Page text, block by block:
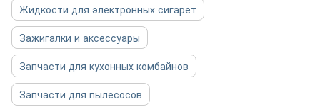
Жидкости для электронных сигарет
Зажигалки и аксессуары
Запчасти для кухонных комбайнов
Запчасти для пылесосов